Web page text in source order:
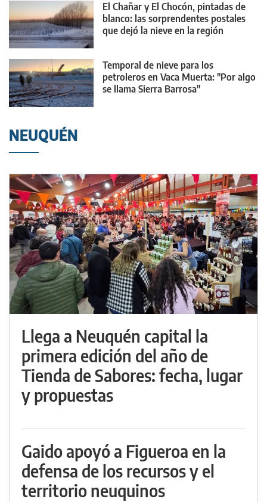
El Chañar y El Chocón, pintadas de
blanco: las sorprendentes postales
que dejó la nieve en la región
Temporal de nieve para los
petroleros en Vaca Muerta: "Por algo
se llama Sierra Barrosa"
NEUQUÉN
Llega a Neuquén capital la
primera edición del año de
Tienda de Sabores: fecha, lugar
y propuestas
Gaido apoyó a Figueroa en la
defensa de los recursos y el
territorio neuquinos